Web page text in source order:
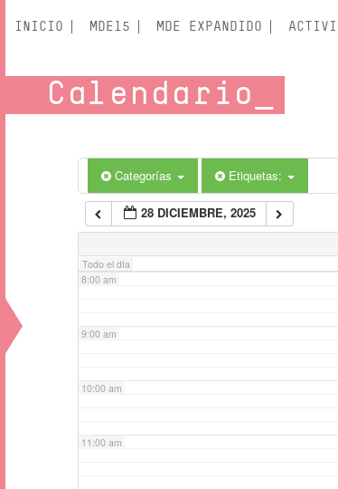
INICIO MDE15 MDE EXPANDIDO
Calendario
Categorías Etiquetas:
28 DICIEMBRE, 2025
Todo el día
5:00 am
6:00 am
7:00 am
8:00 am
9:00 am
10:00 am
11:00 am